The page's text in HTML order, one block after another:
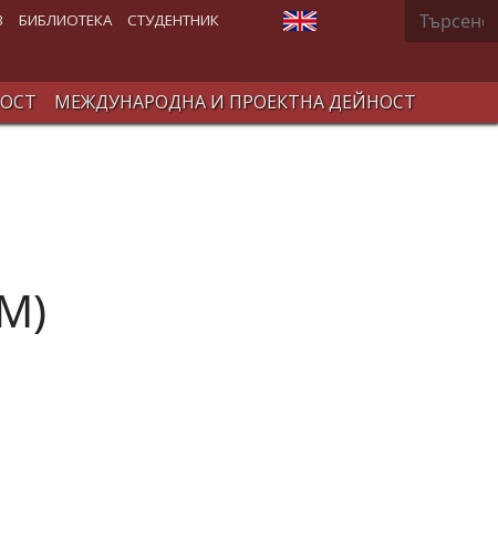
БИБЛИОТЕКА СТУДЕНТНИК Изберете език Търсене
МЕЖДУНАРОДНА И ПРОЕКТНА ДЕЙНОСТ